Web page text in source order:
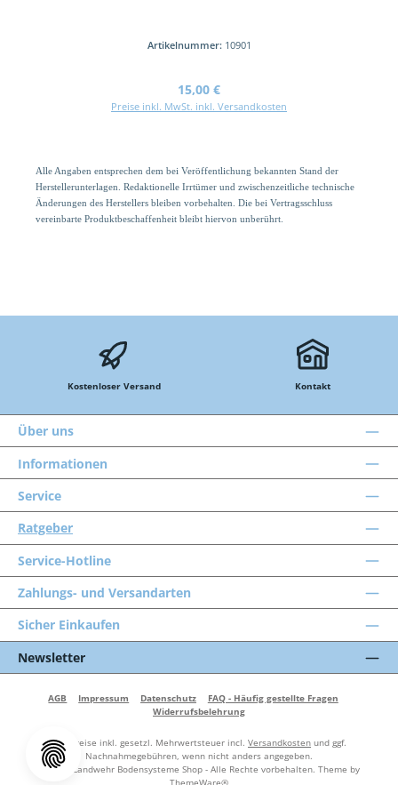
Artikelnummer: 10901
Regulärer Preis:
15,00 €
Preise inkl. MwSt. inkl. Versandkosten
Alle Angaben entsprechen dem bei Veröffentlichung bekannten Stand der
Herstellerunterlagen. Redaktionelle Irrtümer und zwischenzeitliche technische
Änderungen des Herstellers bleiben vorbehalten. Die bei Vertragsschluss
vereinbarte Produktbeschaffenheit bleibt hiervon unberührt.
Kostenloser Versand Kontakt
Über uns
Informationen
Service
Ratgeber
Service-Hotline
Zahlungs- und Versandarten
Sicher Einkaufen
Newsletter
AGB Impressum Datenschutz
FAQ - Häufig gestellte Fragen
Widerrufsbelehrung
Alle Preise inkl. gesetzl. Mehrwertsteuer incl. Versandkosten und ggf.
Nachnahmegebühren, wenn nicht anders angegeben.
© 2026 Landwehr Bodensysteme Shop - Alle Rechte vorbehalten. Theme by
ThemeWare®